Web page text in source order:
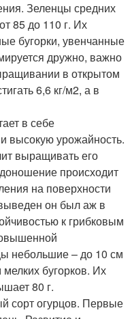
Зеленцы средних
85 до 110 г. Их
бугорки, увенчанные
дружно, важно
в открытом
6,6 кг/м2, а в
в себе
высокую урожайность.
выращивать его
происходит
на поверхности
он был аж в
к грибковым
небольшие – до 10 см
бугорков. Их
80 г.
сорт огурцов. Первые